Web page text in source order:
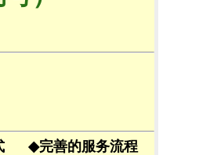
式 ◆完善的服务流程